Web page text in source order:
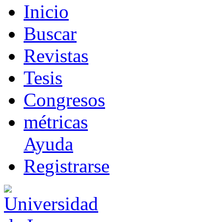
Inicio
Buscar
Revistas
Tesis
Congresos
métricas
Ayuda
Registrarse